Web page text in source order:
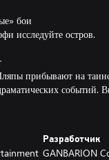
бои
исследуйте остров.
прибывают на
событий.
Разработчик
GANBARION